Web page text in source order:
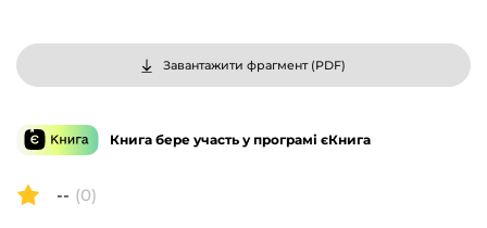
Завантажити фрагмент (PDF)
Книга бере участь у програмі єКнига
-- (0)